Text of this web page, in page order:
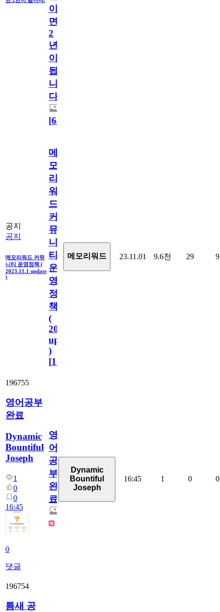
이
면
2
년
이
됩
니
다.
[64
공지
공지
메모리워드 커뮤
니티 운영정책 (
2023.11.1 update
)
메
모
리
워
드
커
뮤
니
티
운
영
정
책
(
2023.11.1
update
)
[110
메모리워드 23.11.01 9.6천 29 9
196755
영어공부
완료
Dynamic
Bountiful
Joseph
1
0
0
16:45
0
댓글
영
어
공
부
완
료
Dynamic
Bountiful
Joseph
16:45 1 0 0
196754
틈새 공